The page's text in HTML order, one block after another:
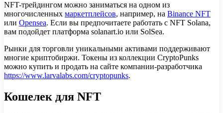
NFT-трейдингом можно заниматься на одном из
многочисленных маркетплейсов, например, на Binance NFT
или Opensea. Если вы предпочитаете работать с NFT Solana,
вам подойдет платформа solanart.io или SolSea.
Рынки для торговли уникальными активами поддерживают
многие криптобиржи. Токены из коллекции CryptoPunks
можно купить и продать на сайте компании-разработчика
https://www.larvalabs.com/cryptopunks.
Кошелек для NFT